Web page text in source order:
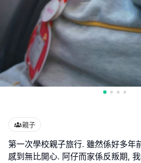
親子
第一次學校親子旅行. 雖然係好多年
感到無比開心. 阿仔而家係反叛期,